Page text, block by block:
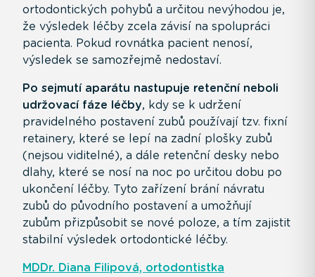
ortodontických pohybů a určitou nevýhodou je,
že výsledek léčby zcela závisí na spolupráci
pacienta. Pokud rovnátka pacient nenosí,
výsledek se samozřejmě nedostaví.
Po sejmutí aparátu nastupuje retenční neboli
udržovací fáze léčby, kdy se k udržení
pravidelného postavení zubů používají tzv. fixní
retainery, které se lepí na zadní plošky zubů
(nejsou viditelné), a dále retenční desky nebo
dlahy, které se nosí na noc po určitou dobu po
ukončení léčby. Tyto zařízení brání návratu
zubů do původního postavení a umožňují
zubům přizpůsobit se nové poloze, a tím zajistit
stabilní výsledek ortodontické léčby.
MDDr. Diana Filipová, ortodontistka